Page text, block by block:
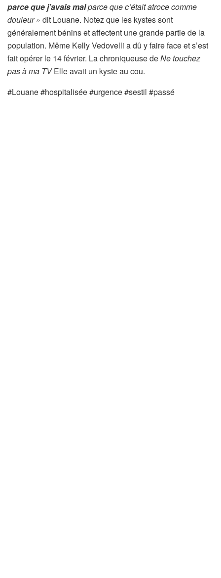
parce que j’avais malparce que c’était atroce comme
douleur » dit Louane. Notez que les kystes sont
généralement bénins et affectent une grande partie de la
population. Même Kelly Vedovelli a dû y faire face et s’est
fait opérer le 14 février. La chroniqueuse deNe touchez
pas à ma TVElle avait un kyste au cou.
#Louane #hospitalisée #urgence #sestil #passé